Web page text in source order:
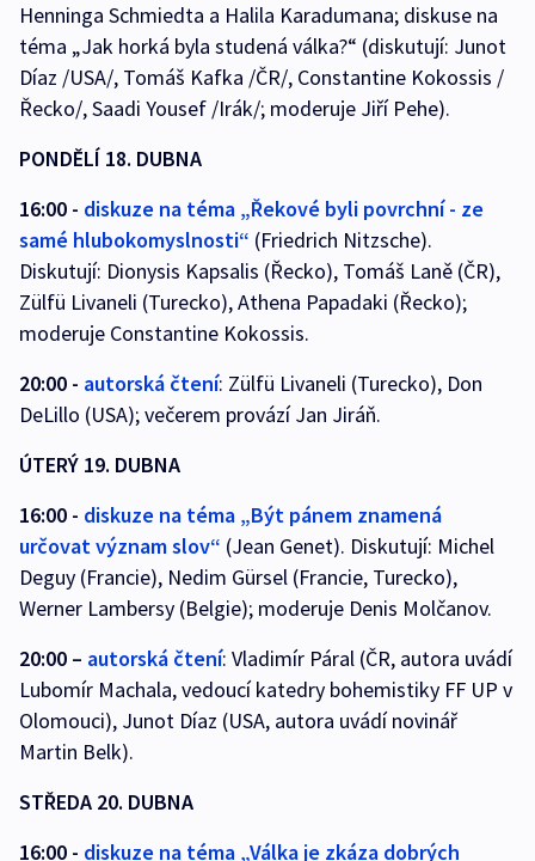
Henninga Schmiedta a Halila Karadumana; diskuse na
téma „Jak horká byla studená válka?“ (diskutují: Junot
Díaz /USA/, Tomáš Kafka /ČR/, Constantine Kokossis /
Řecko/, Saadi Yousef /Irák/; moderuje Jiří Pehe).
PONDĚLÍ 18. DUBNA
16:00 - diskuze na téma „Řekové byli povrchní - ze
samé hlubokomyslnosti“ (Friedrich Nitzsche).
Diskutují: Dionysis Kapsalis (Řecko), Tomáš Laně (ČR),
Zülfü Livaneli (Turecko), Athena Papadaki (Řecko);
moderuje Constantine Kokossis.
20:00 - autorská čtení: Zülfü Livaneli (Turecko), Don
DeLillo (USA); večerem provází Jan Jiráň.
ÚTERÝ 19. DUBNA
16:00 - diskuze na téma „Být pánem znamená
určovat význam slov“ (Jean Genet). Diskutují: Michel
Deguy (Francie), Nedim Gürsel (Francie, Turecko),
Werner Lambersy (Belgie); moderuje Denis Molčanov.
20:00 – autorská čtení: Vladimír Páral (ČR, autora uvádí
Lubomír Machala, vedoucí katedry bohemistiky FF UP v
Olomouci), Junot Díaz (USA, autora uvádí novinář
Martin Belk).
STŘEDA 20. DUBNA
16:00 - diskuze na téma „Válka je zkáza dobrých